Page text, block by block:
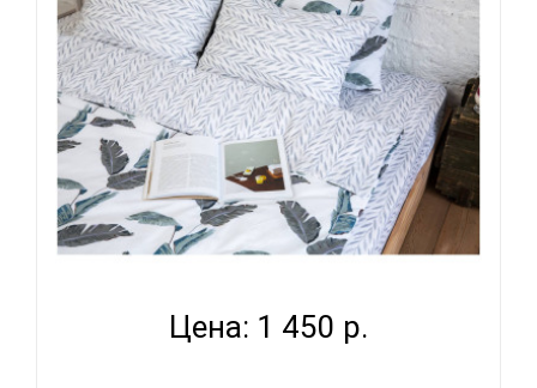
толщиной до 25 см. Комплект Panacotti
изготовлен из поплина, хлоп..
PANACOTTI 160X200 SWEET LINE LEAVES -
Цена: 1 450 р.